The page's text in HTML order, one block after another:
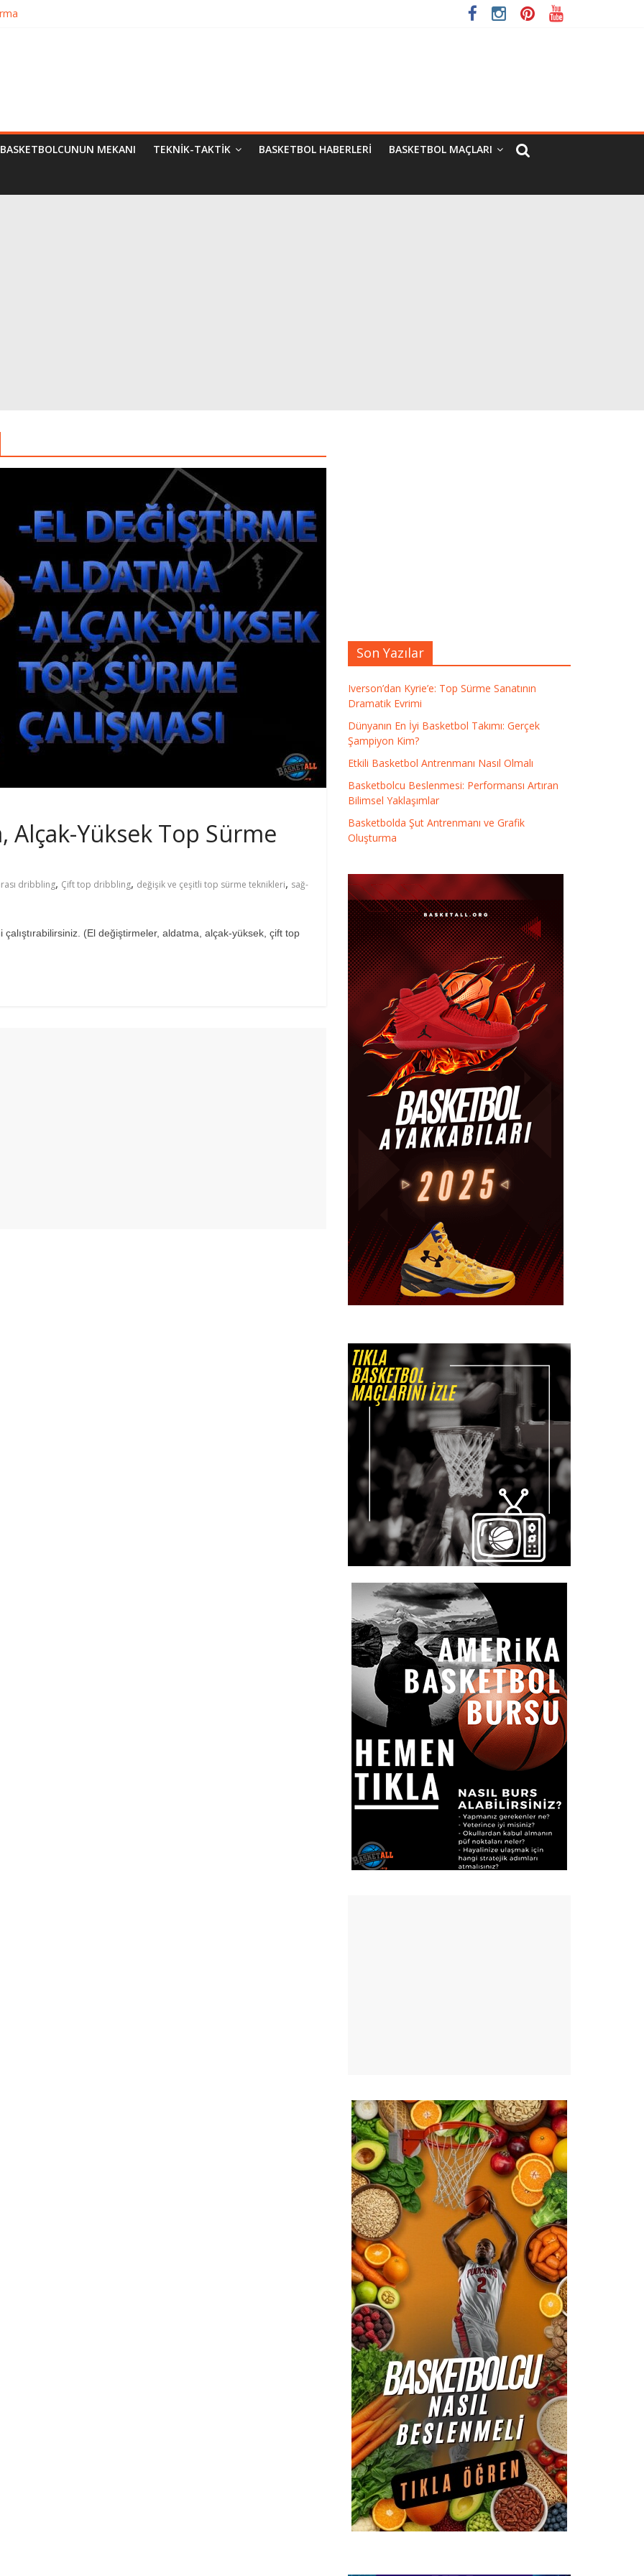
Yaklaşımlar
BASKETBOLCUNUN MEKANI TEKNIK-TAKTIK BASKETBOL HABERLERI BASKETBOL MAÇLARI
Alçak-Yüksek Top Sürme
dribbling, Çift top dribbling, değişik ve çeşitli top sürme teknikleri, sağ-
(El değiştirmeler, aldatma, alçak-yüksek, çift top
Son Yazılar
Iverson’dan Kyrie’e: Top Sürme Sanatının
Dramatik Evrimi
Dünyanın En İyi Basketbol Takımı: Gerçek
Şampiyon Kim?
Etkili Basketbol Antrenmanı Nasıl Olmalı
Basketbolcu Beslenmesi: Performansı Artıran
Bilimsel Yaklaşımlar
Basketbolda Şut Antrenmanı ve Grafik
Oluşturma